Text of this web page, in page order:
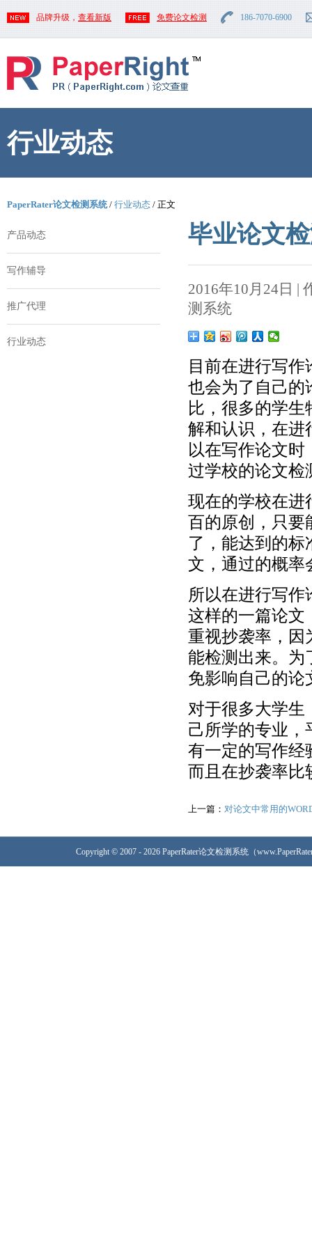
品牌升级， 查看新版 免费论文检测 186-7070-6900
行业动态
PaperRater论文检测系统/ 行业动态 / 正文
产品动态
写作辅导
推广代理
行业动态
毕业论文
2016年10月24日 |
测系统
目前在进行写
也会为了自己的
比，很多的学
解和认识，在进
以在写作论文
过学校的论文检
现在的学校在进
百的原创，只要
了，能达到的标
文，通过的概率
所以在进行写
这样的一篇论文
重视抄袭率，因
能检测出来。为
免影响自己的论
对于很多大学生
己所学的专业，
有一定的写作经
而且在抄袭率比
上一篇： 对论文中常用的
Copyright © 2007 - 2026 PaperRater论文检测系统（